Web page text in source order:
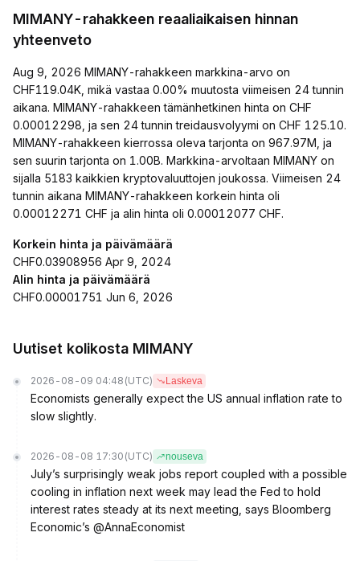
MIMANY-rahakkeen reaaliaikaisen hinnan
yhteenveto
Aug 9, 2026 MIMANY-rahakkeen markkina-arvo on
CHF119.04K, mikä vastaa 0.00% muutosta viimeisen 24 tunnin
aikana. MIMANY-rahakkeen tämänhetkinen hinta on CHF
0.00012298, ja sen 24 tunnin treidausvolyymi on CHF 125.10.
MIMANY-rahakkeen kierrossa oleva tarjonta on 967.97M, ja
sen suurin tarjonta on 1.00B. Markkina-arvoltaan MIMANY on
sijalla 5183 kaikkien kryptovaluuttojen joukossa. Viimeisen 24
tunnin aikana MIMANY-rahakkeen korkein hinta oli
0.00012271 CHF ja alin hinta oli 0.00012077 CHF.
Korkein hinta ja päivämäärä
CHF0.03908956 Apr 9, 2024
Alin hinta ja päivämäärä
CHF0.00001751 Jun 6, 2026
Uutiset kolikosta MIMANY
2026-08-09 04:48 (UTC) Laskeva
Economists generally expect the US annual inflation rate to
slow slightly.
2026-08-08 17:30 (UTC) nouseva
July’s surprisingly weak jobs report coupled with a possible
cooling in inflation next week may lead the Fed to hold
interest rates steady at its next meeting, says Bloomberg
Economic’s @AnnaEconomist